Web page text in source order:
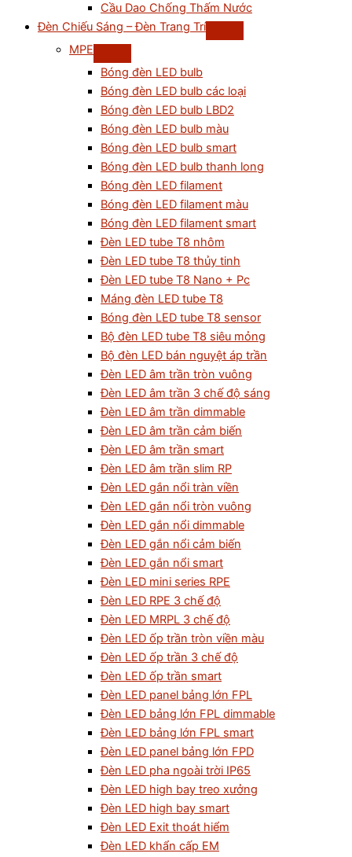
Cầu Dao Chống Thấm Nước
Đèn Chiếu Sáng – Đèn Trang Trí
MPE
Bóng đèn LED bulb
Bóng đèn LED bulb các loại
Bóng đèn LED bulb LBD2
Bóng đèn LED bulb màu
Bóng đèn LED bulb smart
Bóng đèn LED bulb thanh long
Bóng đèn LED filament
Bóng đèn LED filament màu
Bóng đèn LED filament smart
Đèn LED tube T8 nhôm
Đèn LED tube T8 thủy tinh
Đèn LED tube T8 Nano + Pc
Máng đèn LED tube T8
Bóng đèn LED tube T8 sensor
Bộ đèn LED tube T8 siêu mỏng
Bộ đèn LED bán nguyệt áp trần
Đèn LED âm trần tròn vuông
Đèn LED âm trần 3 chế độ sáng
Đèn LED âm trần dimmable
Đèn LED âm trần cảm biến
Đèn LED âm trần smart
Đèn LED âm trần slim RP
Đèn LED gắn nổi tràn viền
Đèn LED gắn nổi tròn vuông
Đèn LED gắn nổi dimmable
Đèn LED gắn nổi cảm biến
Đèn LED gắn nổi smart
Đèn LED mini series RPE
Đèn LED RPE 3 chế độ
Đèn LED MRPL 3 chế độ
Đèn LED ốp trần tròn viền màu
Đèn LED ốp trần 3 chế độ
Đèn LED ốp trần smart
Đèn LED panel bảng lớn FPL
Đèn LED bảng lớn FPL dimmable
Đèn LED bảng lớn FPL smart
Đèn LED panel bảng lớn FPD
Đèn LED pha ngoài trời IP65
Đèn LED high bay treo xưởng
Đèn LED high bay smart
Đèn LED Exit thoát hiểm
Đèn LED khẩn cấp EM